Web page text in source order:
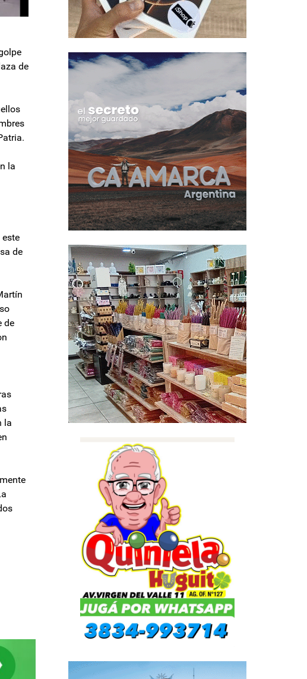
de
la
de
de
la